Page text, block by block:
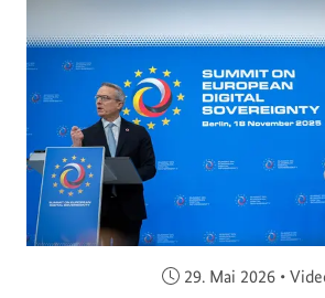
Veröffentlicht am:
29. Mai 2026 •